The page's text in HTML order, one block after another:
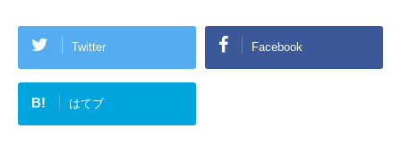
Twitter Facebook
B! はてブ